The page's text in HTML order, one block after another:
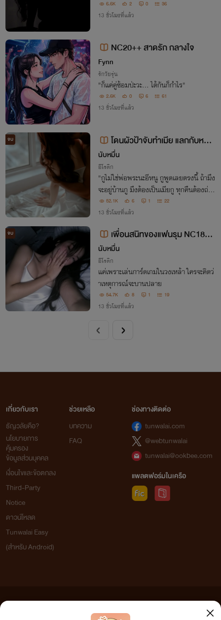
6.6K 2 0 36
13 ชั่วโมงที่แล้ว
NC20++ สาดรัก กลางใจ
Fynn
รักวัยรุ่น
​"ก็แค่คู่ซ้อมป่ะวะ... ได้กันก็กำไร"
2.6K 0 6 61
13 ชั่วโมงที่แล้ว
จบ
โดนผัวป้าจับทำเมีย แลกกับหนี้ห
ลายแสน (จบแล้ว) 🔥
นับหมื่น
อีโรติก
"กูไม่ใช่พ่อพระนะอีหนู กูพูดเลยตรงนี้ ถ้ามึง
จะอยู่บ้านกู มึงต้องเป็นเมียกู ทุกคืนต้องถ่าง
ขาให้กูเย็xจนกว่ากูจะพอใจ” เธอตัวสั่น แต่ไม่
มีทางเลือก เธอไม่มีที่ไปและคืนนั้นลุงทิดลา
กเธอเข้าห้องมืด...
52.1K 6 1 22
13 ชั่วโมงที่แล้ว
จบ
เพื่อนสนิทของแฟนรุม NC18+
(อิโรติก) จบแล้ว มี E-book🔥🌶️
นับหมื่น
อีโรติก
แค่เพราะเล่นการ์ดเกมในวงเหล้า ใครจะคิดว่
าเหตุการณ์จะบานปลาย
54.7K 8 1 19
13 ชั่วโมงที่แล้ว
เกี่ยวกับเรา
ธัญวลัยคือ?
นโยบายการ
คุ้มครอง
ข้อมูลส่วนบุคคล
เงื่อนไขและข้อตกลง
Third-Party
Notice
ดาวน์โหลด
Tunwalai Easy
(สำหรับ Android)
ช่วยเหลือ
บทความ
FAQ
ช่องทางติดต่อ
tunwalai.com
@webtunwalai
tunwalai@ookbee.com
แพลตฟอร์มในเครือ
เว็บไซต์แห่งนี้ไม่ได้เห็นด้วยและไม่ขอรับผิดชอบต่อข้อความใดๆ ทั้งสิ้น ดังนั้นผู้อ่านทุกท่านโปรดใช้